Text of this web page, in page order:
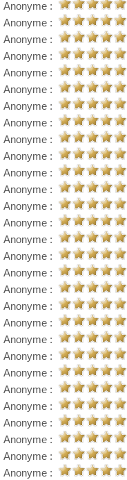
Anonyme :
Anonyme :
Anonyme :
Anonyme :
Anonyme :
Anonyme :
Anonyme :
Anonyme :
Anonyme :
Anonyme :
Anonyme :
Anonyme :
Anonyme :
Anonyme :
Anonyme :
Anonyme :
Anonyme :
Anonyme :
Anonyme :
Anonyme :
Anonyme :
Anonyme :
Anonyme :
Anonyme :
Anonyme :
Anonyme :
Anonyme :
Anonyme :
Anonyme :